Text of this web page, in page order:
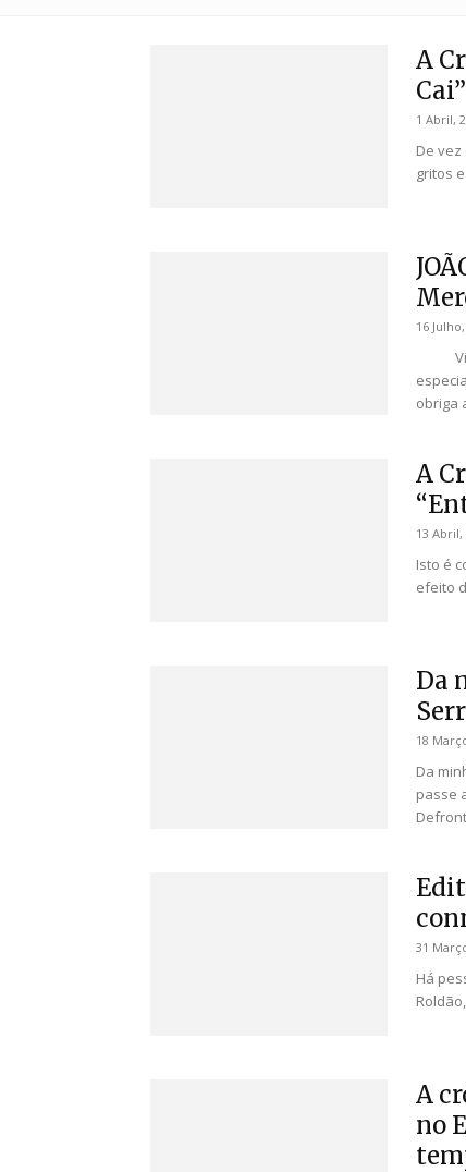
A
Cai”
1 Abril,
De
gritos
16
obriga
A
13 Abril,
Isto é
efeito
Da
18
Da
passe
31
Há
A
no